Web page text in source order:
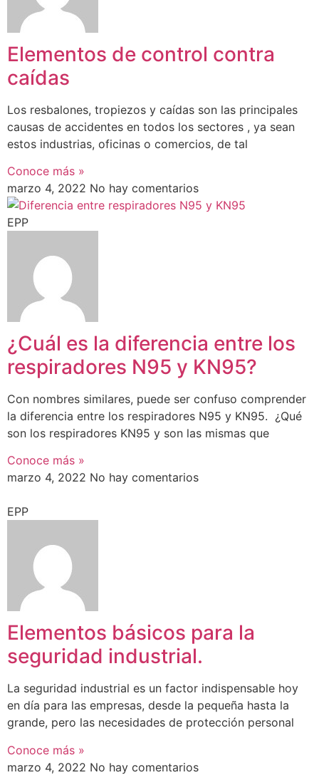
Elementos de control contra
caídas
Los resbalones, tropiezos y caídas son las principales
causas de accidentes en todos los sectores , ya sean
estos industrias, oficinas o comercios, de tal
Conoce más »
marzo 4, 2022 No hay comentarios
EPP
¿Cuál es la diferencia entre los
respiradores N95 y KN95?
Con nombres similares, puede ser confuso comprender
la diferencia entre los respiradores N95 y KN95. ¿Qué
son los respiradores KN95 y son las mismas que
Conoce más »
marzo 4, 2022 No hay comentarios
EPP
Elementos básicos para la
seguridad industrial.
La seguridad industrial es un factor indispensable hoy
en día para las empresas, desde la pequeña hasta la
grande, pero las necesidades de protección personal
Conoce más »
marzo 4, 2022 No hay comentarios